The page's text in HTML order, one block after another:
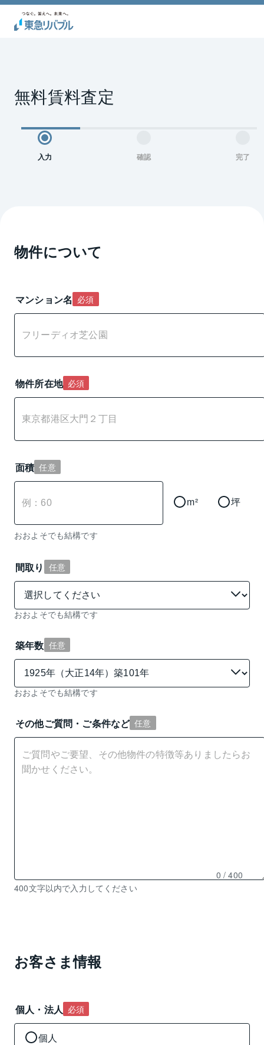
無料賃料査定
入力 確認 完了
物件について
マンション名 必須
物件所在地 必須
面積 任意
m² 坪
おおよそでも結構です
間取り 任意
おおよそでも結構です
築年数 任意
おおよそでも結構です
その他ご質問・ご条件など 任意
残
入
力
0 / 400
400文字以内で入力してください
お客さま情報
個人・法人 必須
個人